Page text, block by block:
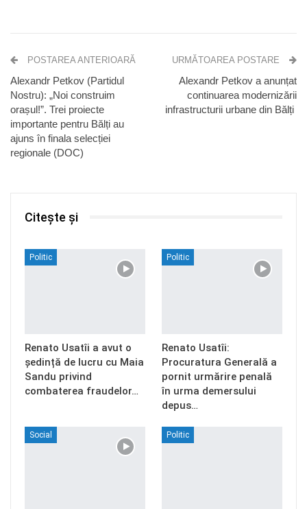
POSTAREA ANTERIOARĂ
Alexandr Petkov (Partidul
Nostru): „Noi construim
orașul!”. Trei proiecte
importante pentru Bălți au
ajuns în finala selecției
regionale (DOC)
URMĂTOAREA POSTARE
Alexandr Petkov a anunțat
continuarea modernizării
infrastructurii urbane din Bălți
Citește și
Politic
Renato Usatîi a avut o
ședință de lucru cu Maia
Sandu privind
combaterea fraudelor…
Politic
Renato Usatîi:
Procuratura Generală a
pornit urmărire penală
în urma demersului
depus…
Social Politic